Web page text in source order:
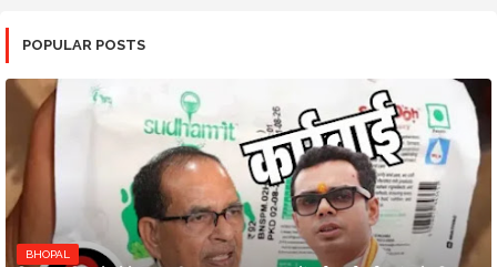
POPULAR POSTS
BHOPAL